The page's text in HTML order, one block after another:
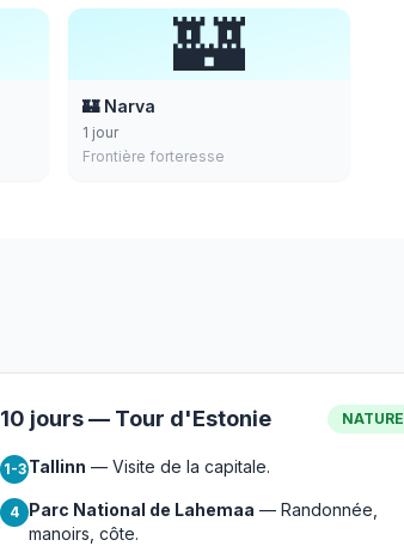
🏰
🏰 Narva
1 jour
Frontière forteresse
10 jours — Tour d'Estonie NATURE
1-3 Tallinn — Visite de la capitale.
4 Parc National de Lahemaa — Randonnée,
manoirs, côte.